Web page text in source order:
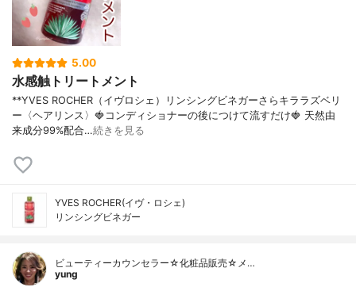
5.00
水感触トリートメント
**YVES ROCHER（イヴロシェ）リンシングビネガーさらキララズベリ
ー〈ヘアリンス〉⁡⁡🍓コンディショナーの後につけて流すだけ🍓⁡ 天然由
来成分99%配合…続きを見る
YVES ROCHER(イヴ・ロシェ)
リンシングビネガー
ビューティーカウンセラー☆化粧品販売☆メ…
yung